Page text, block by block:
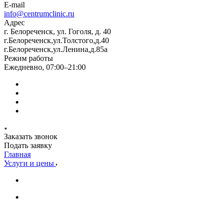
E-mail
info@centrumclinic.ru
Адрес
г. Белореченск, ул. Гоголя, д. 40
г.Белореченск,ул.Толстого,д.40
г.Белореченск,ул.Ленина,д.85а
Режим работы
Ежедневно, 07:00–21:00
Заказать звонок
Подать заявку
Главная
Услуги и цены